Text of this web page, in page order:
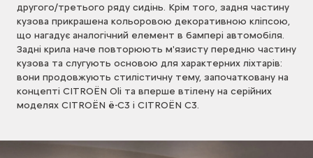
другого/третього ряду сидінь. Крім того, задня частину
кузова прикрашена кольоровою декоративною кліпсою,
що нагадує аналогічний елемент в бампері автомобіля.
Задні крила наче повторюють м'язисту передню частину
кузова та слугують основою для характерних ліхтарів:
вони продовжують стилістичну тему, започатковану на
концепті CITROЁN Oli та вперше втілену на серійних
моделях CITROЁN ë-C3 і CITROЁN C3.